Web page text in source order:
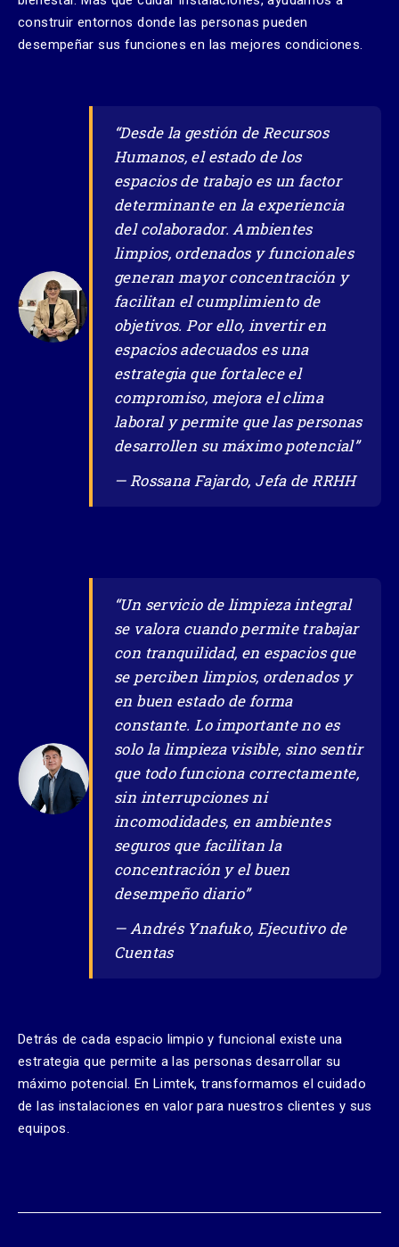
construir entornos donde las personas pueden
desempeñar sus funciones en las mejores condiciones.
“Desde la gestión de Recursos
Humanos, el estado de los
espacios de trabajo es un factor
determinante en la experiencia
del colaborador. Ambientes
limpios, ordenados y funcionales
generan mayor concentración y
facilitan el cumplimiento de
objetivos. Por ello, invertir en
espacios adecuados es una
estrategia que fortalece el
compromiso, mejora el clima
laboral y permite que las personas
desarrollen su máximo potencial”
— Rossana Fajardo, Jefa de RRHH
“Un servicio de limpieza integral
se valora cuando permite trabajar
con tranquilidad, en espacios que
se perciben limpios, ordenados y
en buen estado de forma
constante. Lo importante no es
solo la limpieza visible, sino sentir
que todo funciona correctamente,
sin interrupciones ni
incomodidades, en ambientes
seguros que facilitan la
concentración y el buen
desempeño diario”
— Andrés Ynafuko, Ejecutivo de
Cuentas
Detrás de cada espacio limpio y funcional existe una
estrategia que permite a las personas desarrollar su
máximo potencial. En Limtek, transformamos el cuidado
de las instalaciones en valor para nuestros clientes y sus
equipos.